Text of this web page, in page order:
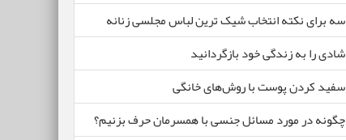
سه برای نکته انتخاب شیک ترین لباس مجلسی زنانه
شادی را به زندگی خود بازگردانید
سفید کردن پوست با روش‌های خانگی
چگونه در مورد مسائل جنسی با همسرمان حرف بزنیم؟